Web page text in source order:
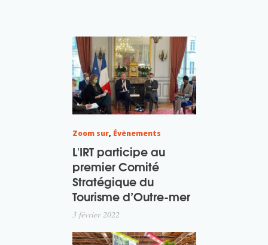
Zoom sur, Évènements
L'IRT participe au
premier Comité
Stratégique du
Tourisme d’Outre-mer
3 février 2022